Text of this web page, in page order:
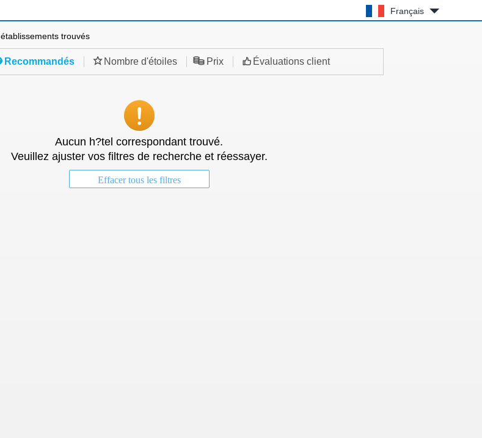
Français
établissements trouvés
Recommandés Nombre d'étoiles Prix Évaluations client
Aucun h?tel correspondant trouvé.
Veuillez ajuster vos filtres de recherche et réessayer.
Effacer tous les filtres